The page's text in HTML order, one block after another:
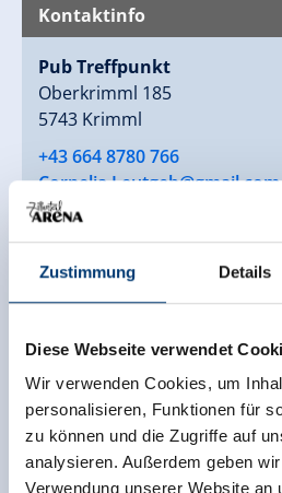
Zustimmung Details
Diese Webseite verwendet
Wir verwenden Cookies, um
personalisieren, Funktionen für
zu können und die Zugriffe auf
analysieren. Außerdem geben
Verwendung unserer Website an
Kontaktinfo
Pub Treffpunkt
Oberkrimml 185
5743 Krimml
+43 664 8780 766
Cornelia.Leutgeb@gmail.com
www.apresski-krimml.at
Zurück zur
Jetzt für den